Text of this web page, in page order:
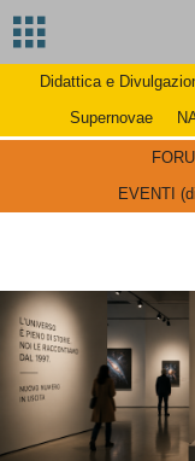
Didattica e
Supernovae
EVENTI